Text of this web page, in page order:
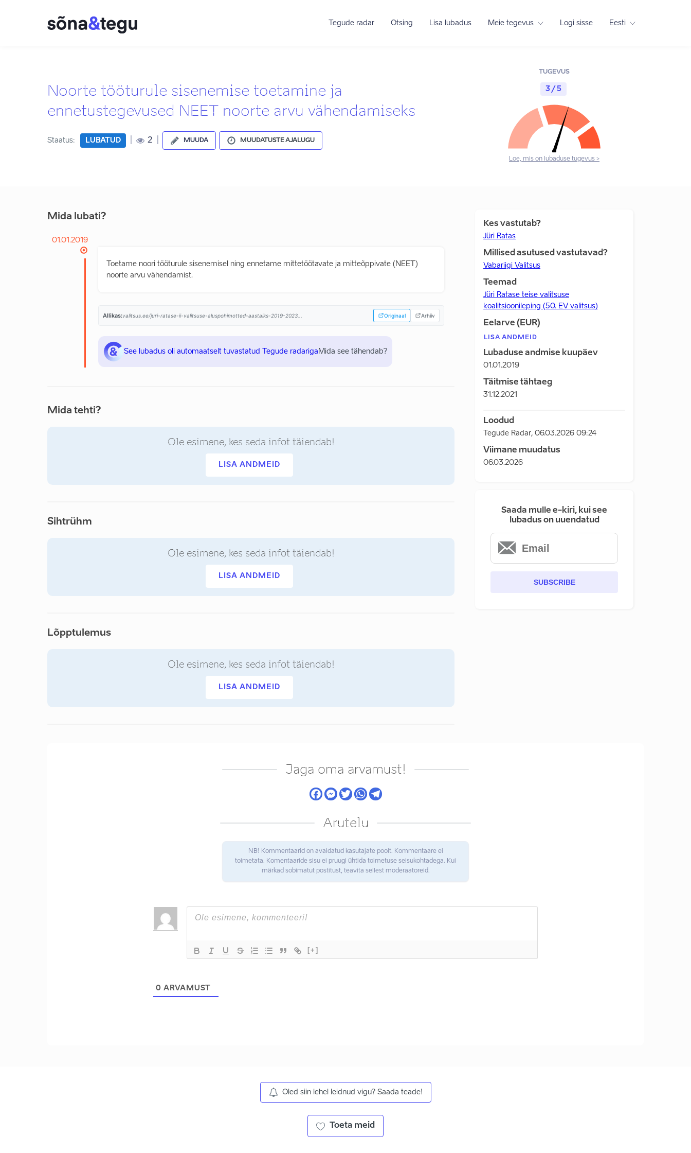
Tegude radar Otsing Lisa lubadus Meie tegevus Logi sisse Eesti
Noorte tööturule sisenemise toetamine ja
ennetustegevused NEET noorte arvu vähendamiseks
Staatus: LUBATUD 2 MUUDA MUUDATUSTE AJALUGU
TUGEVUS
3 / 5
Loe, mis on lubaduse tugevus >
Mida lubati?
01.01.2019
Toetame noori tööturule sisenemisel ning ennetame mittetöötavate ja mitteõppivate (NEET)
noorte arvu vähendamist.
Allikas:valitsus.ee/juri-ratase-ii-valitsuse-aluspohimotted-aastaiks-2019-2023... Originaal Arhiiv
See lubadus oli automaatselt tuvastatud Tegude radariga Mida see tähendab?
Mida tehti?
Ole esimene, kes seda infot täiendab!
LISA ANDMEID
Sihtrühm
Ole esimene, kes seda infot täiendab!
LISA ANDMEID
Lõpptulemus
Ole esimene, kes seda infot täiendab!
LISA ANDMEID
Kes vastutab?
Jüri Ratas
Millised asutused vastutavad?
Vabariigi Valitsus
Teemad
Jüri Ratase teise valitsuse
koalitsioonileping (50. EV valitsus)
Eelarve (EUR)
LISA ANDMEID
Lubaduse andmise kuupäev
01.01.2019
Täitmise tähtaeg
31.12.2021
Loodud
Tegude Radar, 06.03.2026 09:24
Viimane muudatus
06.03.2026
Saada mulle e-kiri, kui see
lubadus on uuendatud
SUBSCRIBE
Jaga oma arvamust!
Arutelu
NB! Kommentaarid on avaldatud kasutajate poolt. Kommentaare ei
toimetata. Komentaaride sisu ei pruugi ühtida toimetuse seisukohtadega. Kui
märkad sobimatut postitust, teavita sellest moderaatoreid.
[+]
0 ARVAMUST
Oled siin lehel leidnud vigu? Saada teade!
Toeta meid